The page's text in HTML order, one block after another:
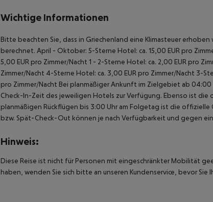
Wichtige Informationen
Bitte beachten Sie, dass in Griechenland eine Klimasteuer
berechnet. April - Oktober: 5-Sterne Hotel: ca. 15,00 EUR pro
5,00 EUR pro Zimmer/Nacht 1 - 2-Sterne Hotel: ca. 2,00 EUR pro
Zimmer/Nacht 4-Sterne Hotel: ca. 3,00 EUR pro Zimmer/Nacht 3-
pro Zimmer/Nacht Bei planmäßiger Ankunft im Zielgebiet ab
Check-In-Zeit des jeweiligen Hotels zur Verfügung. Ebenso ist
planmäßigen Rückflügen bis 3:00 Uhr am Folgetag ist die
bzw. Spät-Check-Out können je nach Verfügbarkeit und gegen
Hinweis:
Diese Reise ist nicht für Personen mit eingeschränkter Mobilität
haben, wenden Sie sich bitte an unseren Kundenservice, bevor Sie